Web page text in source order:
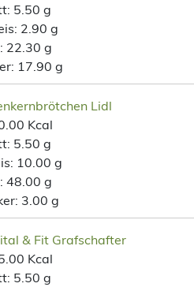
5.50 g
2.90 g
22.30 g
17.90 g
Lidl
Kcal
5.50 g
10.00 g
48.00 g
3.00 g
& Fit Grafschafter
Kcal
5.50 g